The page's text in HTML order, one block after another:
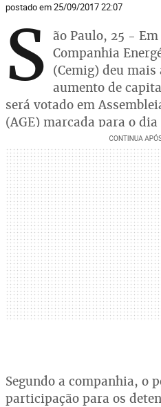
postado em 25/09/2017 22:07
S ão Paulo, 25 -
Companhia
(Cemig) deu
aumento de
será votado em
(AGE) marcada para o
Segundo a companhia, o
participação para os